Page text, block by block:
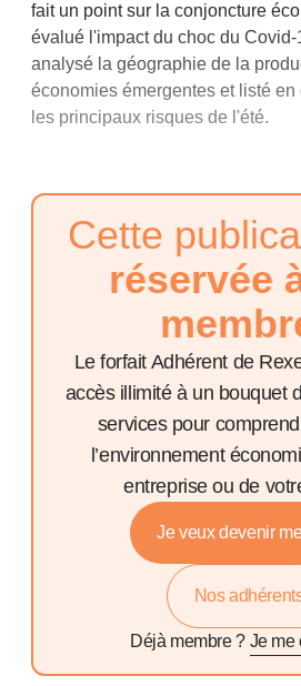
fait un point sur la conjoncture
évalué l'impact du choc du
analysé la géographie de la
économies émergentes et listé
les principaux risques de l'été.
Cette
réservée
Le forfait Adhérent de
accès illimité à un bouquet
services pour
l’environnement
entreprise ou de
Je veux devenir
Nos
Déjà membre ? Je me